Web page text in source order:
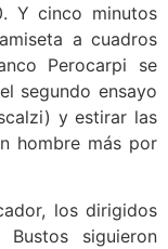
Y cinco minutos
a cuadros
Perocarpi se
segundo ensayo
y estirar las
hombre más por
los dirigidos
siguieron